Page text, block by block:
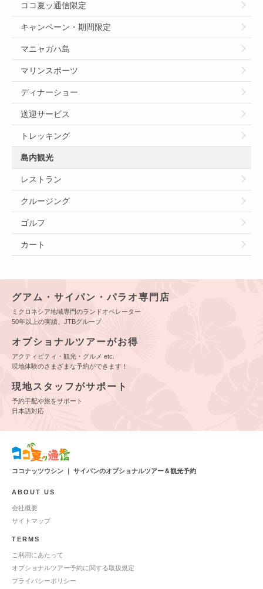
ココ夏ッ通信限定
キャンペーン・期間限定
マニャガハ島
マリンスポーツ
ディナーショー
送迎サービス
トレッキング
島内観光
レストラン
クルージング
ゴルフ
カート
グアム・サイパン・パラオ専門店
ミクロネシア地域専門のランドオペレーター
50年以上の実績、JTBグループ
オプショナルツアーがお得
アクティビティ・観光・グルメ etc.
現地体験のさまざまな予約ができます！
現地スタッフがサポート
予約手配や旅をサポート
日本語対応
ココナッツウシン ｜ サイパンのオプショナルツアー＆観光予約
ABOUT US
会社概要
サイトマップ
TERMS
ご利用にあたって
オプショナルツアー予約に関する取扱規定
プライバシーポリシー